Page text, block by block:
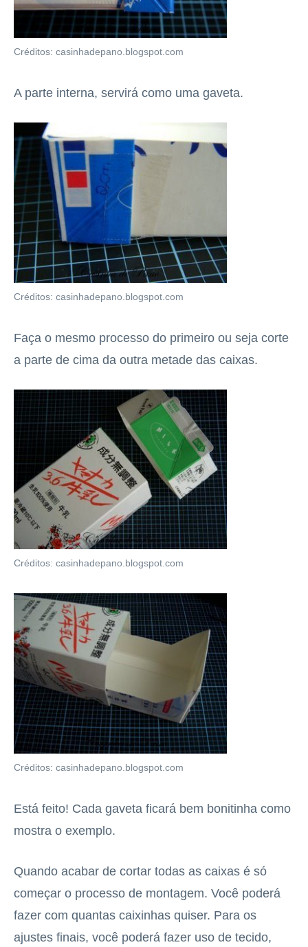
Créditos: casinhadepano.blogspot.com
A parte interna, servirá como uma gaveta.
Créditos: casinhadepano.blogspot.com
Faça o mesmo processo do primeiro ou seja corte
a parte de cima da outra metade das caixas.
Créditos: casinhadepano.blogspot.com
Créditos: casinhadepano.blogspot.com
Está feito! Cada gaveta ficará bem bonitinha como
mostra o exemplo.
Quando acabar de cortar todas as caixas é só
começar o processo de montagem. Você poderá
fazer com quantas caixinhas quiser. Para os
ajustes finais, você poderá fazer uso de tecido,